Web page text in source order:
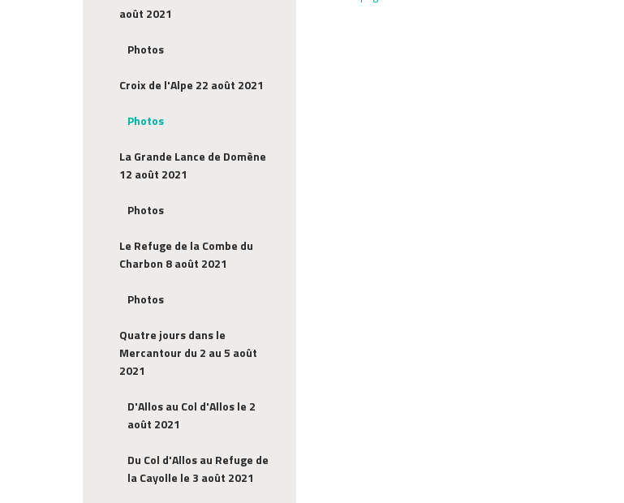
août 2021
Photos
Croix de l'Alpe 22 août 2021
Photos
La Grande Lance de Domène
12 août 2021
Photos
Le Refuge de la Combe du
Charbon 8 août 2021
Photos
Quatre jours dans le
Mercantour du 2 au 5 août
2021
D'Allos au Col d'Allos le 2
août 2021
Du Col d'Allos au Refuge de
la Cayolle le 3 août 2021